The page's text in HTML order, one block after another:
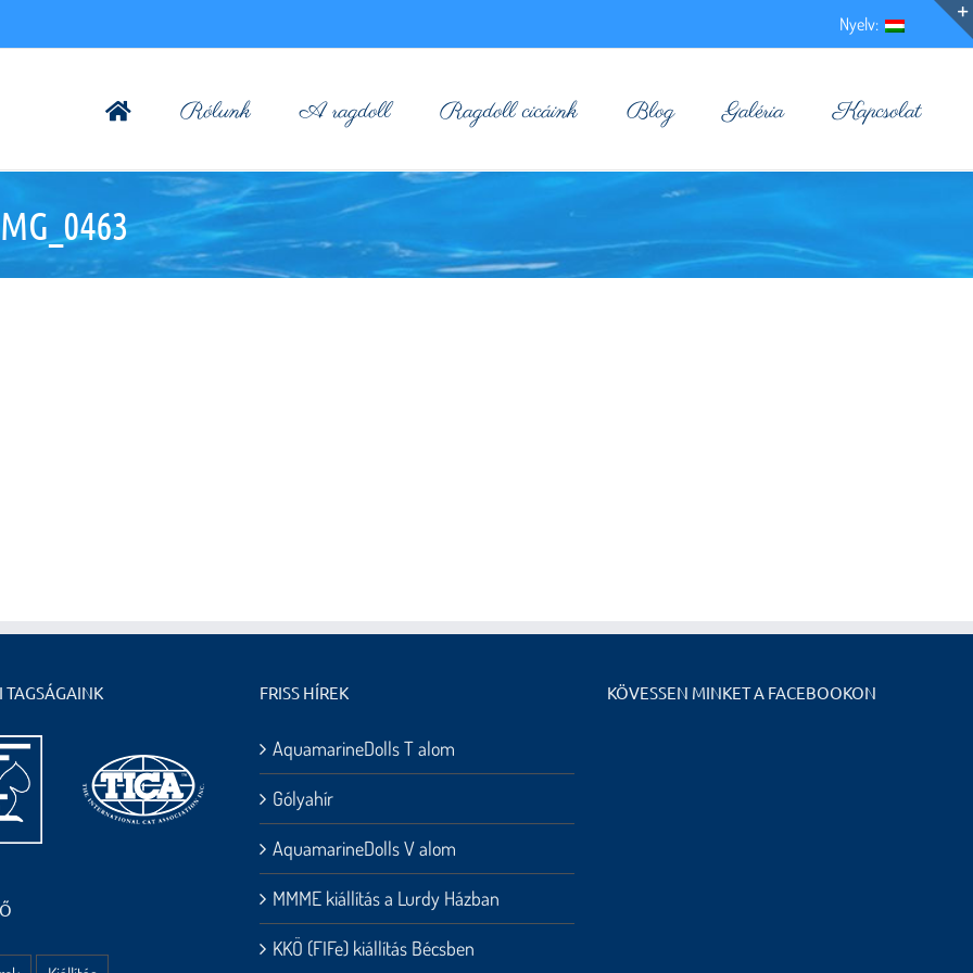
Nyelv:
Rólunk A ragdoll Ragdoll cicáink Blog Galéria Kapcsolat
TAGSÁGAINK FRISS HÍREK
AquamarineDolls T alom
Gólyahír
AquamarineDolls V alom
MMME kiállítás a Lurdy Házban
KKÖ (FIFe) kiállítás Bécsben
KÖVESSEN MINKET A FACEBOOKON